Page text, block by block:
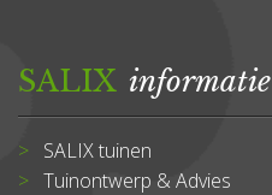
SALIX informatie
SALIX tuinen
Tuinontwerp & Advies